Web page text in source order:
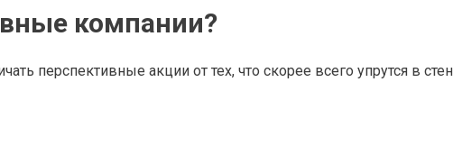
компании?
перспективные акции от тех, что скорее всего упрутся в